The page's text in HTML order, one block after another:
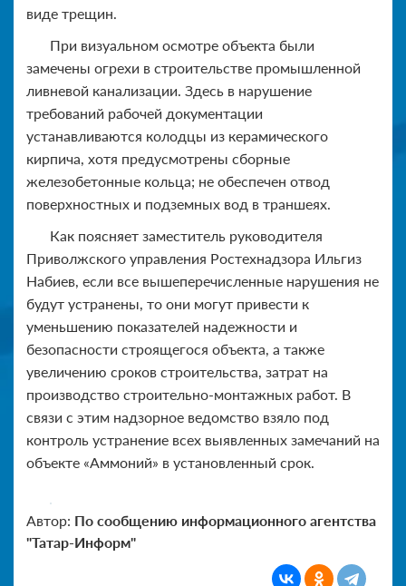
виде трещин.
При визуальном осмотре объекта были
замечены огрехи в строительстве промышленной
ливневой канализации. Здесь в нарушение
требований рабочей документации
устанавливаются колодцы из керамического
кирпича, хотя предусмотрены сборные
железобетонные кольца; не обеспечен отвод
поверхностных и подземных вод в траншеях.
Как поясняет заместитель руководителя
Приволжского управления Ростехнадзора Ильгиз
Набиев, если все вышеперечисленные нарушения не
будут устранены, то они могут привести к
уменьшению показателей надежности и
безопасности строящегося объекта, а также
увеличению сроков строительства, затрат на
производство строительно-монтажных работ. В
связи с этим надзорное ведомство взяло под
контроль устранение всех выявленных замечаний на
объекте «Аммоний» в установленный срок.
Автор: По сообщению информационного агентства
"Татар-Информ"